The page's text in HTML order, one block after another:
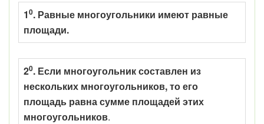
10. Равные многоугольники имеют равные
площади.
20. Если многоугольник составлен из
нескольких многоугольников, то его
площадь равна сумме площадей этих
многоугольников.